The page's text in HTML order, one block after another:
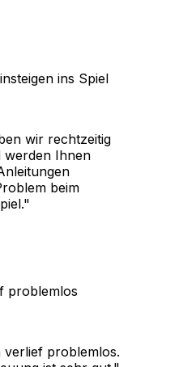
ins Spiel
wir rechtzeitig
werden Ihnen
beim
problemlos
problemlos.